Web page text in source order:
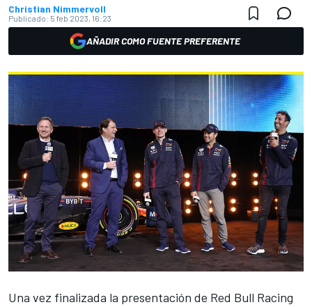
Christian Nimmervoll
Publicado: 5 feb 2023, 16:23
AÑADIR COMO FUENTE PREFERENTE
Una vez finalizada la presentación de Red Bull Racing